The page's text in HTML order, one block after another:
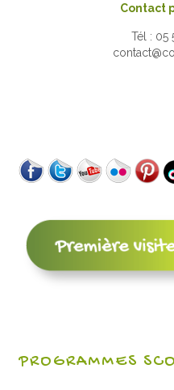
Contact
Tél : 05
PROGRAMMES